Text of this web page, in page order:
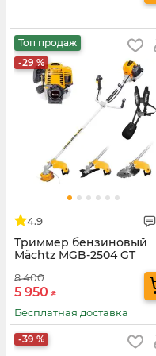
Топ продаж
-29 %
4.9
Триммер бензиновый
Mächtz MGB-2504 GT
8 400
5 950 ₴
Бесплатная доставка
-39 %